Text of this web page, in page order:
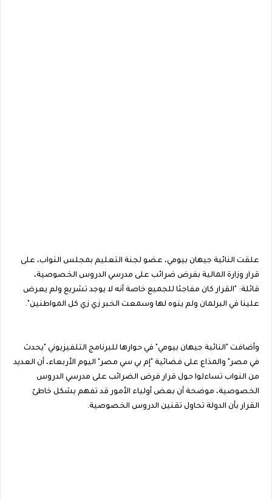
علقت النائبة جيهان بيومي، عضو لجنة التعليم بمجلس النواب، على
قرار وزارة المالية بفرض ضرائب على مدرسي الدروس الخصوصية،
قائلة: "القرار كان مفاجئا للجميع خاصة أنه لا يوجد تشريع ولم يعرض
علينا في البرلمان ولم ينوه لها وسمعت الخبر زي زي كل المواطنين".
وأضافت "النائبة جيهان بيومي" في حوارها للبرنامج التلفيزيوني "يحدث
في مصر" والمذاع على فضائية "إم بي سي مصر" اليوم الأربعاء، أن العديد
من النواب تساءلوا حول قرار فرض الضرائب على مدرسي الدروس
الخصوصية، موضحة أن بعض أولياء الأمور قد تفهم بشكل خاطئ
القرار بأن الدولة تحاول تقنين الدروس الخصوصية.